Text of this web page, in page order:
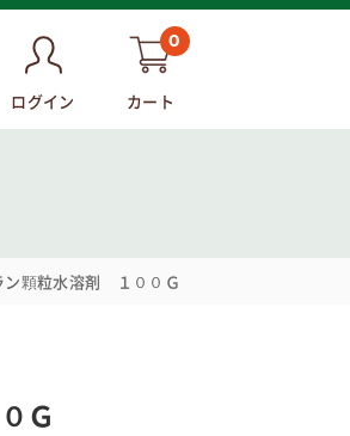
ログイン
0
カート
ン顆粒水溶剤 １００Ｇ
Ｇ